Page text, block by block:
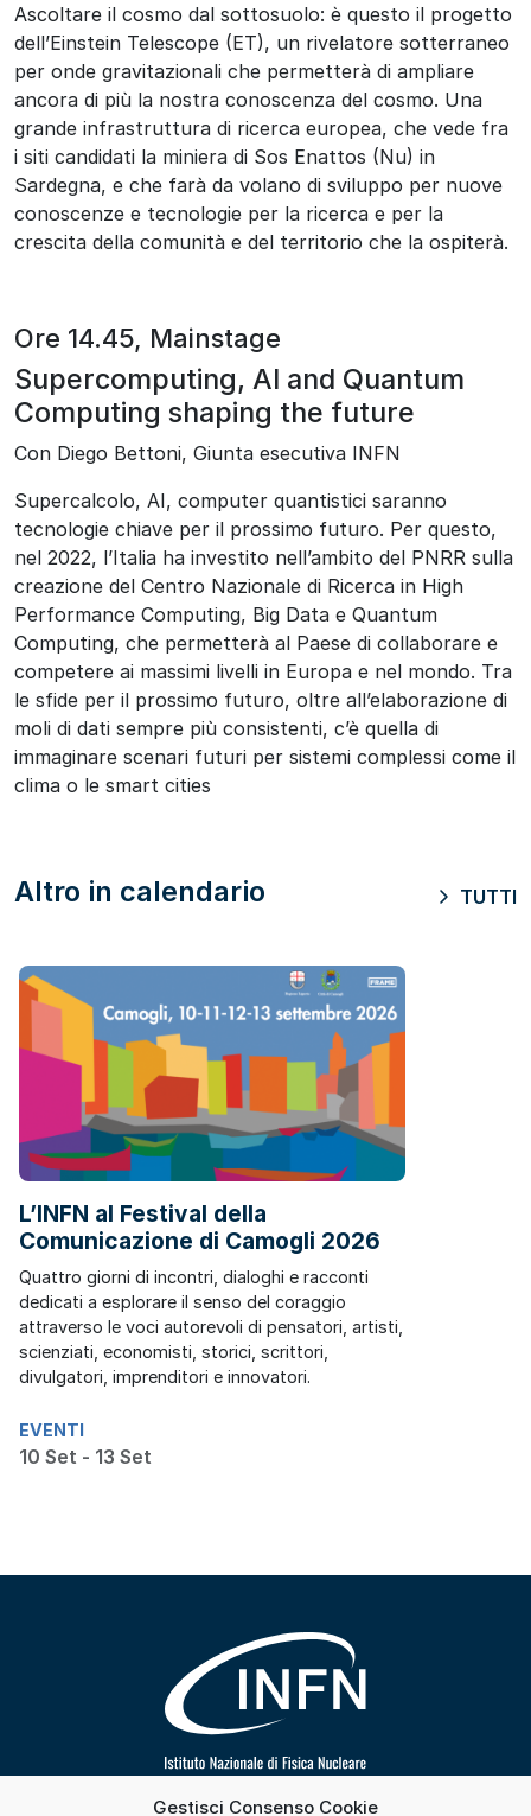
Gestisci Consenso Cookie
Ascoltare il cosmo dal sottosuolo: è questo il progetto
dell’Einstein Telescope (ET), un rivelatore sotterraneo
per onde gravitazionali che permetterà di ampliare
ancora di più la nostra conoscenza del cosmo. Una
grande infrastruttura di ricerca europea, che vede fra
i siti candidati la miniera di Sos Enattos (Nu) in
Sardegna, e che farà da volano di sviluppo per nuove
conoscenze e tecnologie per la ricerca e per la
crescita della comunità e del territorio che la ospiterà.
Ore 14.45, Mainstage
Supercomputing, AI and Quantum
Computing shaping the future
Con Diego Bettoni, Giunta esecutiva INFN
Supercalcolo, AI, computer quantistici saranno
tecnologie chiave per il prossimo futuro. Per questo,
nel 2022, l’Italia ha investito nell’ambito del PNRR sulla
creazione del Centro Nazionale di Ricerca in High
Performance Computing, Big Data e Quantum
Computing, che permetterà al Paese di collaborare e
competere ai massimi livelli in Europa e nel mondo. Tra
le sfide per il prossimo futuro, oltre all’elaborazione di
moli di dati sempre più consistenti, c’è quella di
immaginare scenari futuri per sistemi complessi come il
clima o le smart cities
Altro in calendario TUTTI
L’INFN al Festival della
Comunicazione di Camogli 2026
Quattro giorni di incontri, dialoghi e racconti
dedicati a esplorare il senso del coraggio
attraverso le voci autorevoli di pensatori, artisti,
scienziati, economisti, storici, scrittori,
divulgatori, imprenditori e innovatori.
EVENTI
10 Set - 13 Set